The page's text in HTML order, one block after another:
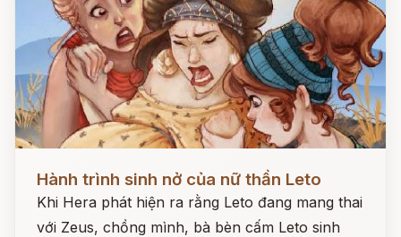
Hành trình sinh nở của nữ thần Leto
Khi Hera phát hiện ra rằng Leto đang mang thai
với Zeus, chồng mình, bà bèn cấm Leto sinh